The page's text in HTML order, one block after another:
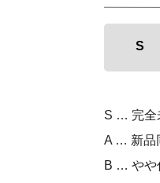
S
S … 完全
A … 新品
B … やや